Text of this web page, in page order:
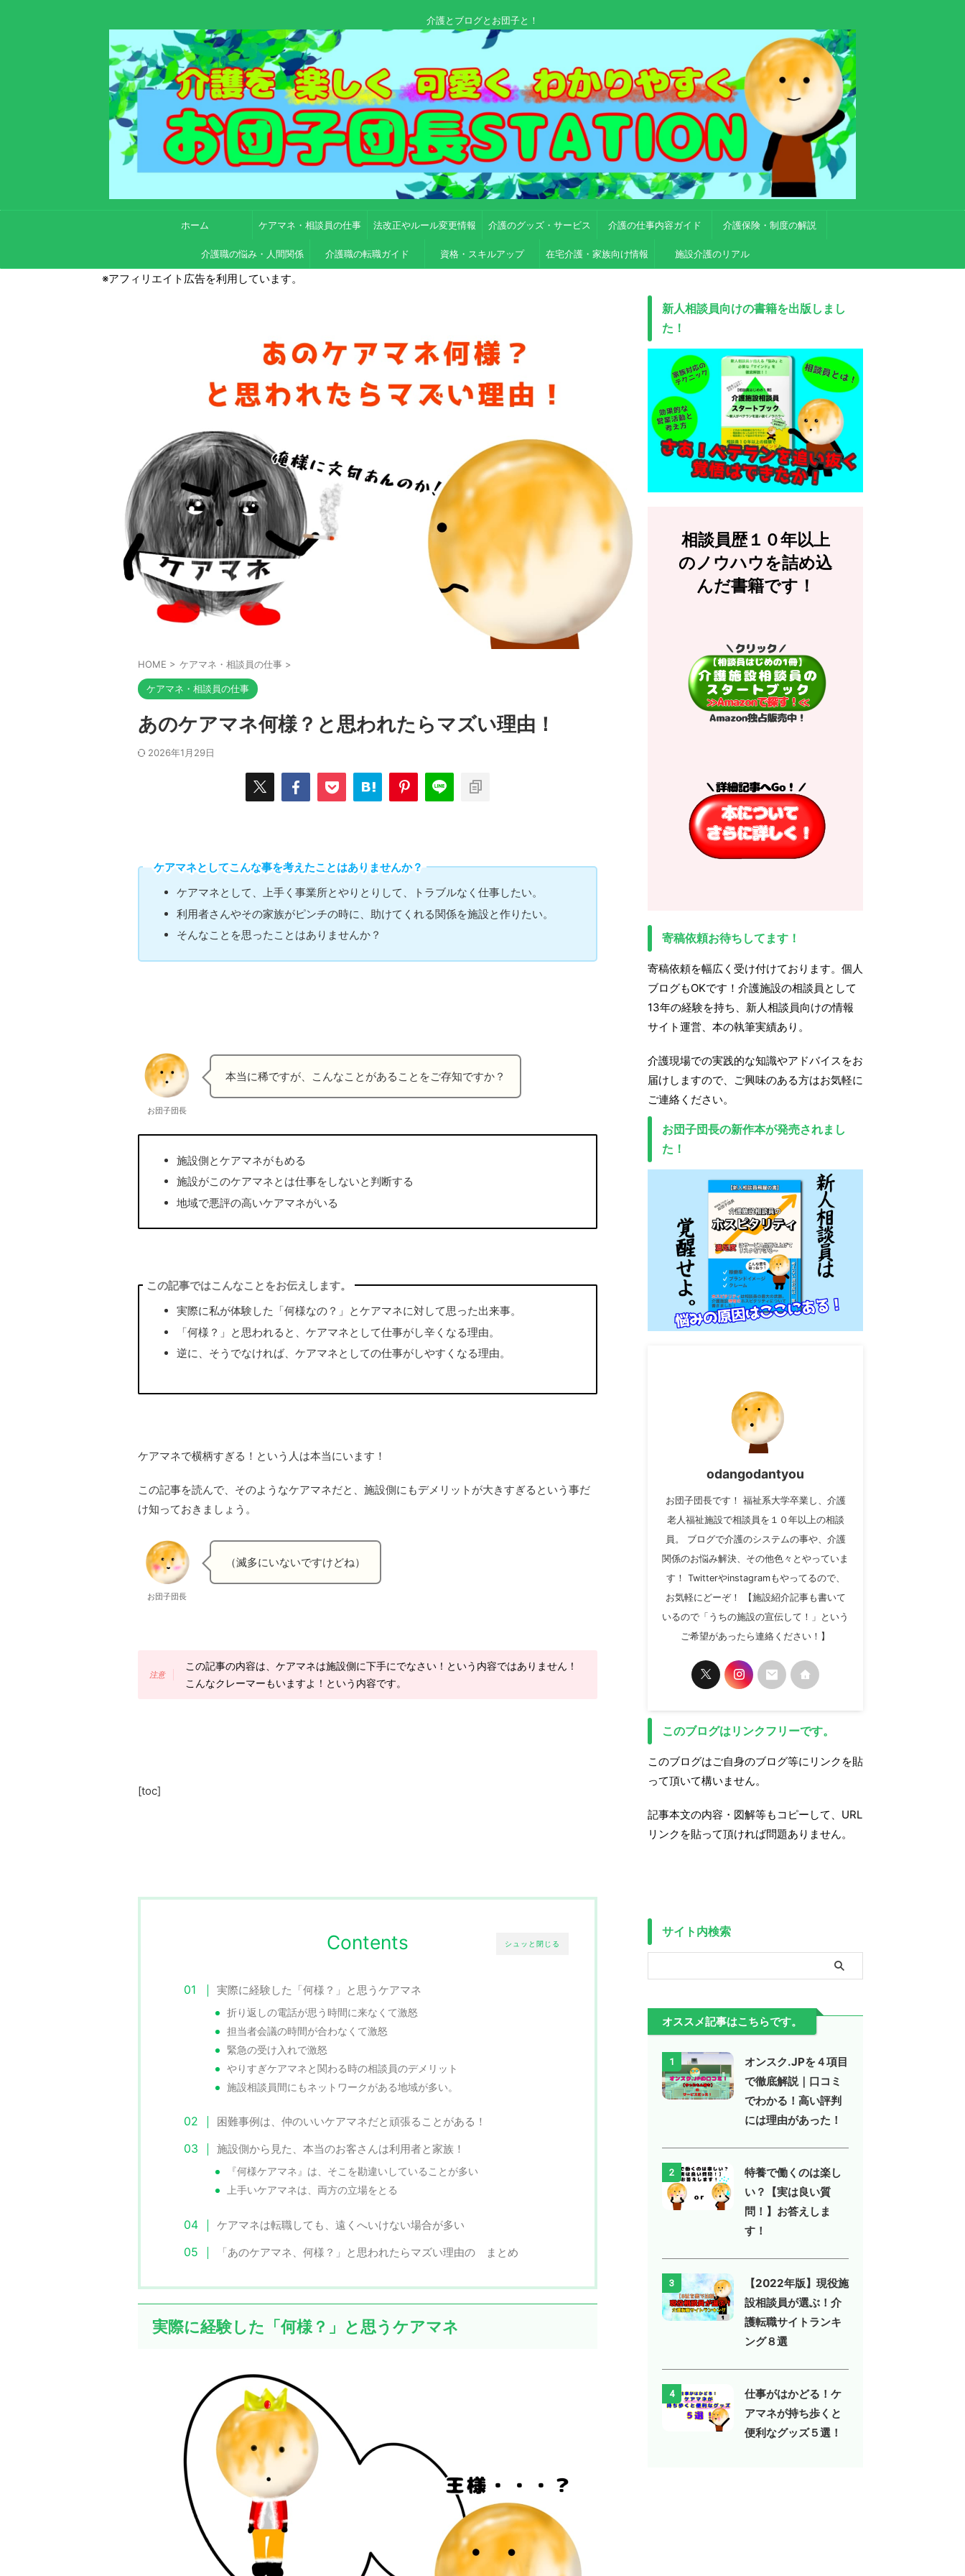
介護とブログとお団子と！
ホーム ケアマネ・相談員の仕事 法改正やルール変更情報 介護のグッズ・サービス 介護の仕事内容ガイド 介護保険・制度の解説
介護職の悩み・人間関係 介護職の転職ガイド 資格・スキルアップ 在宅介護・家族向け情報 施設介護のリアル
※アフィリエイト広告を利用しています。
HOME > ケアマネ・相談員の仕事 >
ケアマネ・相談員の仕事
あのケアマネ何様？と思われたらマズい理由！
2026年1月29日
ケアマネとしてこんな事を考えたことはありませんか？
ケアマネとして、上手く事業所とやりとりして、トラブルなく仕事したい。
利用者さんやその家族がピンチの時に、助けてくれる関係を施設と作りたい。
そんなことを思ったことはありませんか？
お団子団長
本当に稀ですが、こんなことがあることをご存知ですか？
施設側とケアマネがもめる
施設がこのケアマネとは仕事をしないと判断する
地域で悪評の高いケアマネがいる
この記事ではこんなことをお伝えします。
実際に私が体験した「何様なの？」とケアマネに対して思った出来事。
「何様？」と思われると、ケアマネとして仕事がし辛くなる理由。
逆に、そうでなければ、ケアマネとしての仕事がしやすくなる理由。
ケアマネで横柄すぎる！という人は本当にいます！
この記事を読んで、そのようなケアマネだと、施設側にもデメリットが大きすぎるという事だ
け知っておきましょう。
お団子団長
（滅多にいないですけどね）
この記事の内容は、ケアマネは施設側に下手にでなさい！という内容ではありません！
こんなクレーマーもいますよ！という内容です。
[toc]
シュッと閉じる
Contents
実際に経験した「何様？」と思うケアマネ
折り返しの電話が思う時間に来なくて激怒
担当者会議の時間が合わなくて激怒
緊急の受け入れで激怒
やりすぎケアマネと関わる時の相談員のデメリット
施設相談員間にもネットワークがある地域が多い。
困難事例は、仲のいいケアマネだと頑張ることがある！
施設側から見た、本当のお客さんは利用者と家族！
『何様ケアマネ』は、そこを勘違いしていることが多い
上手いケアマネは、両方の立場をとる
ケアマネは転職しても、遠くへいけない場合が多い
「あのケアマネ、何様？」と思われたらマズい理由の まとめ
実際に経験した「何様？」と思うケアマネ
新人相談員向けの書籍を出版しまし
た！
相談員歴１０年以上
のノウハウを詰め込
んだ書籍です！
寄稿依頼お待ちしてます！
寄稿依頼を幅広く受け付けております。個人
ブログもOKです！介護施設の相談員として
13年の経験を持ち、新人相談員向けの情報
サイト運営、本の執筆実績あり。
介護現場での実践的な知識やアドバイスをお
届けしますので、ご興味のある方はお気軽に
ご連絡ください。
お団子団長の新作本が発売されまし
た！
odangodantyou
お団子団長です！ 福祉系大学卒業し、介護
老人福祉施設で相談員を１０年以上の相談
員。 ブログで介護のシステムの事や、介護
関係のお悩み解決、その他色々とやっていま
す！ Twitterやinstagramもやってるので、
お気軽にどーぞ！ 【施設紹介記事も書いて
いるので「うちの施設の宣伝して！」という
ご希望があったら連絡ください！】
このブログはリンクフリーです。
このブログはご自身のブログ等にリンクを貼
って頂いて構いません。
記事本文の内容・図解等もコピーして、URL
リンクを貼って頂ければ問題ありません。
サイト内検索
オススメ記事はこちらです。
1
オンスク.JPを４項目
で徹底解説｜口コミ
でわかる！高い評判
には理由があった！
2
特養で働くのは楽し
い？【実は良い質
問！】お答えしま
す！
3
【2022年版】現役施
設相談員が選ぶ！介
護転職サイトランキ
ング８選
4
仕事がはかどる！ケ
アマネが持ち歩くと
便利なグッズ５選！